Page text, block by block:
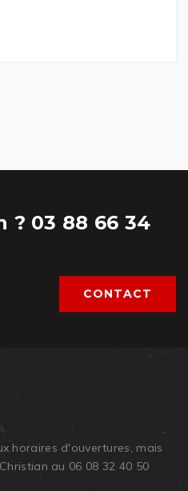
? 03 88 66 34
CONTACT
horaires d'ouvertures, mais
au 06 08 32 40 50